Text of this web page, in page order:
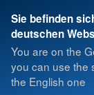
Sie befinden
deutschen
You are on the
you can use the
the English one